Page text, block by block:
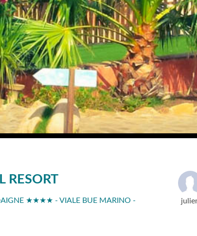
RESORT
★★★★ - VIALE BUE MARINO -